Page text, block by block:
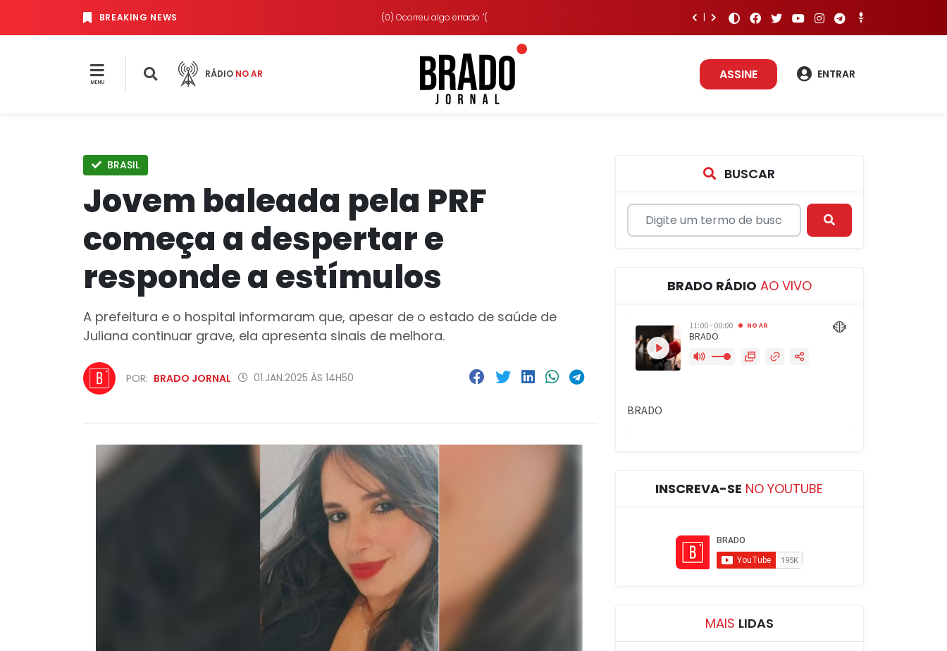
BREAKING NEWS (0) Ocorreu algo errado :'(
MENU
RÁDIO NO AR ASSINE ENTRAR
BRASIL
Jovem baleada pela PRF
começa a despertar e
responde a estímulos
A prefeitura e o hospital informaram que, apesar de o estado de saúde de
Juliana continuar grave, ela apresenta sinais de melhora.
POR: BRADO JORNAL 01.JAN.2025 ÀS 14H50
BUSCAR
BRADO RÁDIO AO VIVO
INSCREVA-SE NO YOUTUBE
MAIS LIDAS